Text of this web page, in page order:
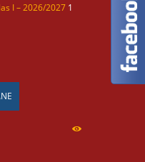
I – 2026/2027 1